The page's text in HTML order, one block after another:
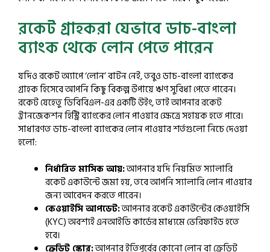
রকেট গ্রাহকরা যেভাবে ডাচ-বাংলা
ব্যাংক থেকে লোন পেতে পারেন
যদিও রকেট অ্যাপে ‘লোন’ বাটন নেই, তবুও ডাচ-বাংলা ব্যাংকের
গ্রাহক হিসেবে আপনি কিছু বিকল্প উপায়ে ঋণ সুবিধা পেতে পারেন।
রকেট যেহেতু ডিবিবিএল-এর একটি উইং, তাই আপনার রকেট
ট্রানজেকশন হিস্ট্রি ব্যাংকের লোন পাওয়ার ক্ষেত্রে সহায়ক হতে পারে।
সাধারণত ডাচ-বাংলা ব্যাংকের লোন পাওয়ার শর্তগুলো নিচে দেওয়া
হলো:
নির্ধারিত মাসিক আয়:আপনার যদি নিয়মিত স্যালারি
রকেট একাউন্টে জমা হয়, তবে আপনি স্যালারি লোন পাওয়ার
জন্য আবেদন করতে পারেন।
কেওয়াইসি আপডেট:আপনার রকেট একাউন্টের কেওয়াইসি
(KYC) অবশ্যই এনআইডি কার্ডের মাধ্যমে ভেরিফাইড হতে
হবে।
ক্রেডিট স্কোর:আপনার ইতিপূর্বের কোনো লোন বা ক্রেডিট